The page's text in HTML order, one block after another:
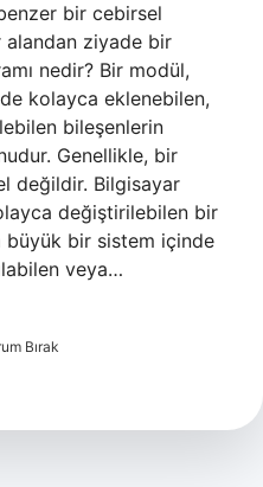
bir cebirsel
alandan ziyade bir
nedir? Bir modül,
kolayca eklenebilen,
bileşenlerin
Genellikle, bir
değildir. Bilgisayar
değiştirilebilen bir
büyük bir sistem içinde
veya…
Bırak